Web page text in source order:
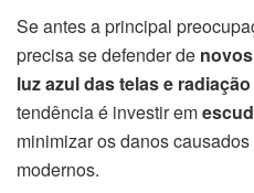
Se antes a principal
precisa se defender de
luz azul das telas e
tendência é investir em
minimizar os danos
modernos.